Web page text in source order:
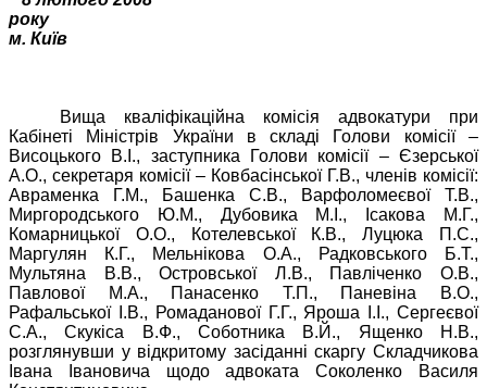
року
м. Київ
Вища кваліфікаційна комісія адвокатури при
Кабінеті Міністрів України в складі Голови комісії –
Висоцького В.І., заступника Голови комісії – Єзерської
А.О., секретаря комісії – Ковбасінської Г.В., членів комісії:
Авраменка Г.М., Башенка С.В., Варфоломеєвої Т.В.,
Миргородського Ю.М., Дубовика М.І., Ісакова М.Г.,
Комарницької О.О., Котелевської К.В., Луцюка П.С.,
Маргулян К.Г., Мельнікова О.А., Радковського Б.Т.,
Мультяна В.В., Островської Л.В., Павліченко О.В.,
Павлової М.А., Панасенко Т.П., Паневіна В.О.,
Рафальської І.В., Ромаданової Г.Г., Яроша І.І., Сергеєвої
С.А., Скукіса В.Ф., Соботника В.Й., Ященко Н.В.,
розглянувши у відкритому засіданні скаргу Складчикова
Івана Івановича щодо адвоката Соколенко Василя